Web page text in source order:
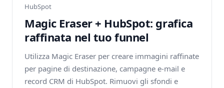
HubSpot
Magic Eraser + HubSpot: grafica
raffinata nel tuo funnel
Utilizza Magic Eraser per creare immagini raffinate
per pagine di destinazione, campagne e-mail e
record CRM di HubSpot. Rimuovi gli sfondi e